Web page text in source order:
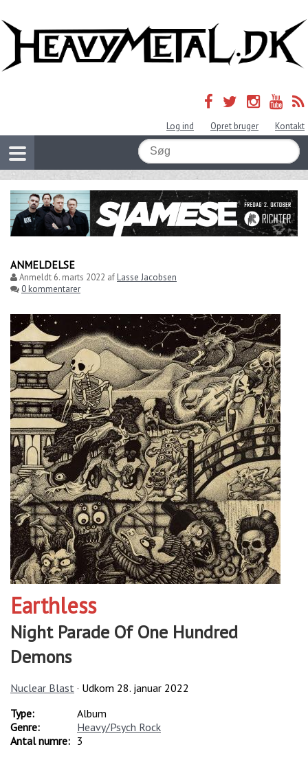
Log ind Opret bruger Kontakt
ANMELDELSE
Anmeldt 6. marts 2022 afLasse Jacobsen
0 kommentarer
Earthless
Night Parade Of One Hundred
Demons
Nuclear Blast · Udkom 28. januar 2022
Type:
Album
Genre:
Heavy/Psych Rock
Antal numre: 3